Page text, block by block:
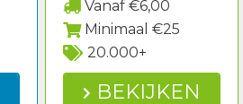
Vanaf €6,00
Minimaal €25
20.000+
BEKIJKEN